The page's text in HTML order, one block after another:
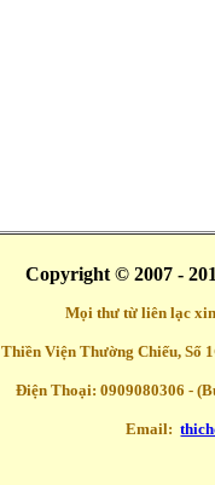
Copyright © 2007 -
Mọi thư từ liên lạc
Thiền Viện Thường Chiếu, Số
Điện Thoại: 0909080306 -
Email: